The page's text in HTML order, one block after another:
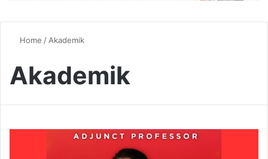
Home / Akademik
Akademik